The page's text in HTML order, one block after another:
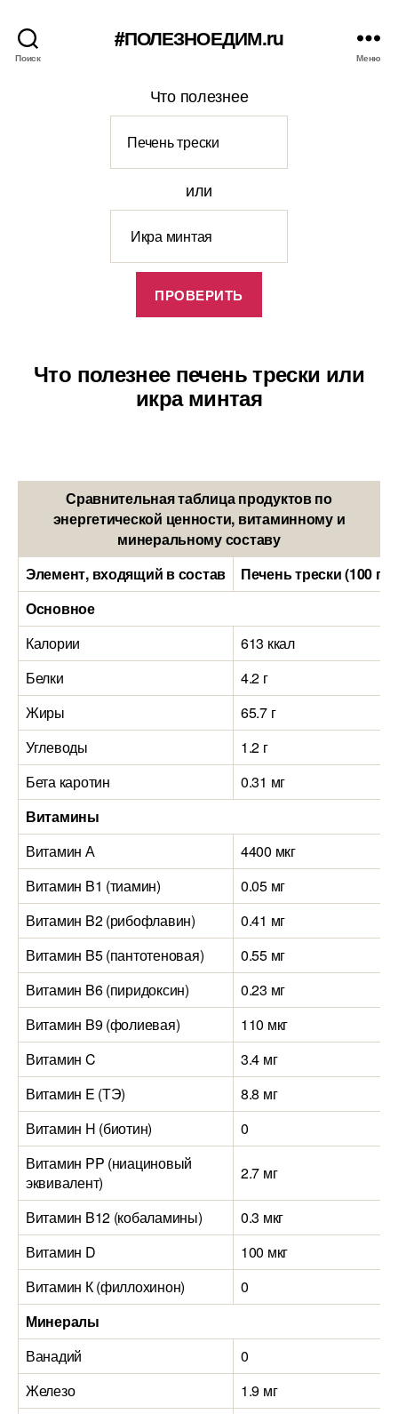
Поиск
#ПОЛЕЗНОЕДИМ.ru
Меню
Что полезнее
или
Что полезнее печень трески или
икра минтая
Сравнительная таблица продуктов по
энергетической ценности, витаминному и
минеральному составу
Элемент, входящий в состав
Печень трески (100
Основное
Калории
613 ккал
Белки
4.2 г
Жиры
65.7 г
Углеводы
1.2 г
Бета каротин
0.31 мг
Витамины
Витамин А
4400 мкг
Витамин B1 (тиамин)
0.05 мг
Витамин B2 (рибофлавин)
0.41 мг
Витамин B5 (пантотеновая)
0.55 мг
Витамин B6 (пиридоксин)
0.23 мг
Витамин B9 (фолиевая)
110 мкг
Витамин C
3.4 мг
Витамин E (ТЭ)
8.8 мг
Витамин H (биотин)
0
Витамин PP (ниациновый
эквивалент)
2.7 мг
Витамин B12 (кобаламины)
0.3 мкг
Витамин D
100 мкг
Витамин К (филлохинон)
0
Минералы
Ванадий
0
Железо
1.9 мг